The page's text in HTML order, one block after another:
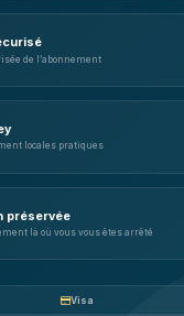
de l’abonnement
locales pratiques
préservée
là où vous vous êtes arrêté
Visa